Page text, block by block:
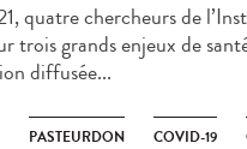
quatre chercheurs de
trois grands enjeux de
diffusée...
PASTEURDON COVID-19